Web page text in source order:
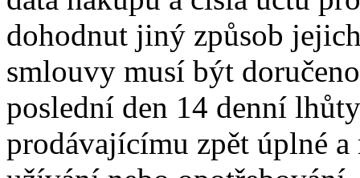
dohodnut jiný způsob
smlouvy musí být
poslední den 14 denní
prodávajícímu zpět úplné a